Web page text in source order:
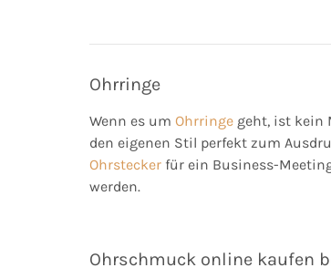
Ohrringe
Wenn es um Ohrringegeht, ist kein
den eigenen Stil perfekt zum
Ohrsteckerfür ein Business-
werden.
Ohrschmuck online kaufen